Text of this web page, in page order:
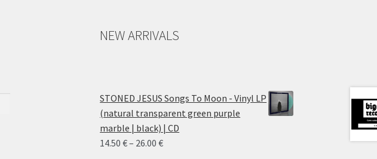
NEW ARRIVALS
STONED JESUS Songs To Moon - Vinyl LP
(natural transparent green purple
marble | black) | CD
14.50€– 26.00€Price